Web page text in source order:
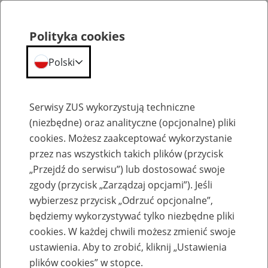
Emerytury
Baza zlikwidowanych lub
przekształconych zakładów pracy
Polityka cookies
Polski
Serwisy ZUS wykorzystują techniczne
(niezbędne) oraz analityczne (opcjonalne) pliki
cookies. Możesz zaakceptować wykorzystanie
przez nas wszystkich takich plików (przycisk
„Przejdź do serwisu”) lub dostosować swoje
zgody (przycisk „Zarządzaj opcjami”). Jeśli
wybierzesz przycisk „Odrzuć opcjonalne”,
będziemy wykorzystywać tylko niezbędne pliki
cookies. W każdej chwili możesz zmienić swoje
ustawienia. Aby to zrobić, kliknij „Ustawienia
plików cookies” w stopce.